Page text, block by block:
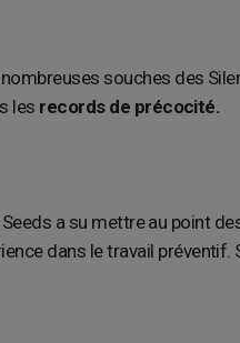
souches des
les records de précocité.
a su mettre au point
dans le travail préventif.